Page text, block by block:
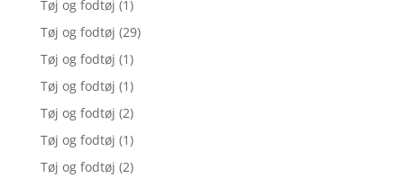
Tøj og fodtøj (1)
Tøj og fodtøj (29)
Tøj og fodtøj (1)
Tøj og fodtøj (1)
Tøj og fodtøj (2)
Tøj og fodtøj (1)
Tøj og fodtøj (2)